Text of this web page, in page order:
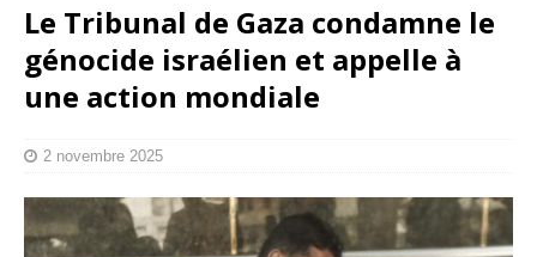
Le Tribunal de Gaza condamne le
génocide israélien et appelle à
une action mondiale
2 novembre 2025